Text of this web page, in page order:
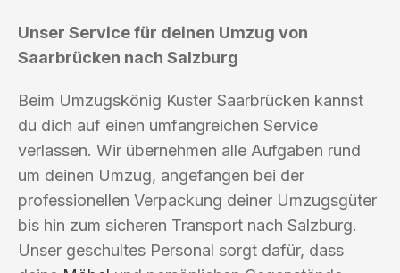
Unser Service für deinen Umzug von
Saarbrücken nach Salzburg
Beim Umzugskönig Kuster Saarbrücken kannst
du dich auf einen umfangreichen Service
verlassen. Wir übernehmen alle Aufgaben rund
um deinen Umzug, angefangen bei der
professionellen Verpackung deiner Umzugsgüter
bis hin zum sicheren Transport nach Salzburg.
Unser geschultes Personal sorgt dafür, dass